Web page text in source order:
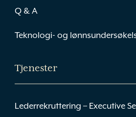
Q & A
Teknologi- og
Tjenester
Lederrekruttering – Executive